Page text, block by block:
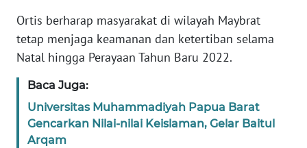
Ortis berharap masyarakat di wilayah Maybrat
tetap menjaga keamanan dan ketertiban selama
Natal hingga Perayaan Tahun Baru 2022.
Baca Juga:
Universitas Muhammadiyah Papua Barat
Gencarkan Nilai-nilai Keislaman, Gelar Baitul
Arqam
PAPUA
WN
BARAT
WN
RIAU